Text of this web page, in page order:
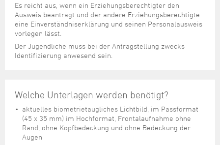
Es reicht aus, wenn ein Erziehungsberechtigter den
Ausweis beantragt und der andere Erziehungsberechtigte
eine Einverständniserklärung und seinen Personalausweis
vorlegen lässt.
Der Jugendliche muss bei der Antragstellung zwecks
Identifizierung anwesend sein.
Welche Unterlagen werden benötigt?
aktuelles biometrietaugliches Lichtbild, im Passformat
(45 x 35 mm) im Hochformat, Frontalaufnahme ohne
Rand, ohne Kopfbedeckung und ohne Bedeckung der
Augen